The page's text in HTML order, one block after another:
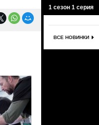
1 сезон 1 серия
ВСЕ НОВИНКИ